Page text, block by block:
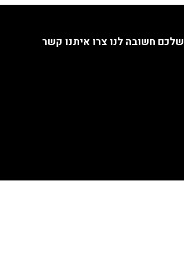
חשובה לנו צרו איתנו קשר